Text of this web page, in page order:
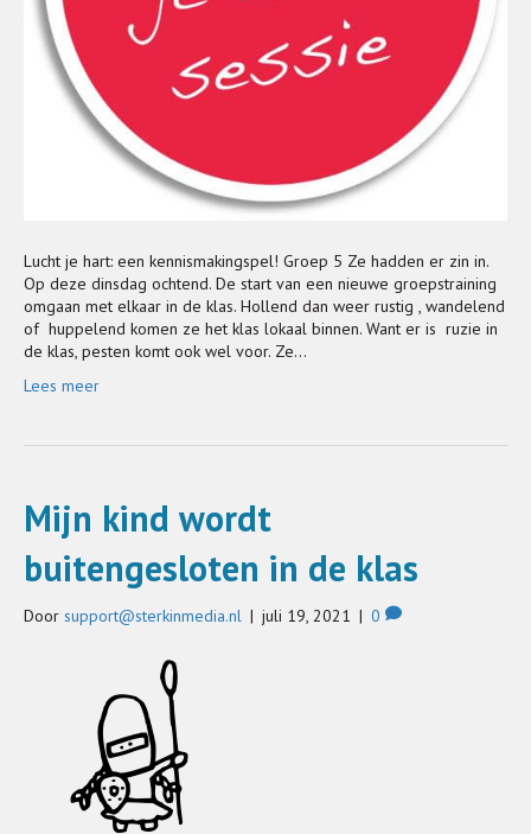
Lucht je hart: een kennismakingspel! Groep 5 Ze hadden er zin in.
Op deze dinsdag ochtend. De start van een nieuwe groepstraining
omgaan met elkaar in de klas. Hollend dan weer rustig , wandelend
of huppelend komen ze het klas lokaal binnen. Want er is ruzie in
de klas, pesten komt ook wel voor. Ze…
Lees meer
Mijn kind wordt
buitengesloten in de klas
Door support@sterkinmedia.nl | juli 19, 2021 | 0